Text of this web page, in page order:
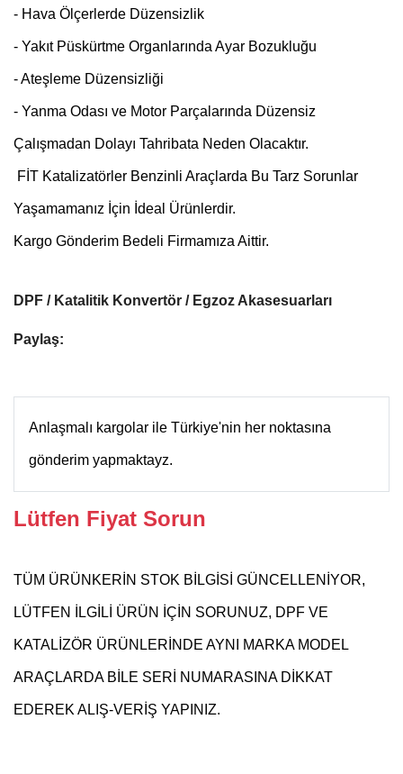
- Hava Ölçerlerde Düzensizlik
- Yakıt Püskürtme Organlarında Ayar Bozukluğu
- Ateşleme Düzensizliği
- Yanma Odası ve Motor Parçalarında Düzensiz
Çalışmadan Dolayı Tahribata Neden Olacaktır.
FİT Katalizatörler Benzinli Araçlarda Bu Tarz Sorunlar
Yaşamamanız İçin İdeal Ürünlerdir.
Kargo Gönderim Bedeli Firmamıza Aittir.
DPF / Katalitik Konvertör / Egzoz Akasesuarları
Paylaş:
Anlaşmalı kargolar ile Türkiye'nin her noktasına
gönderim yapmaktayz.
Lütfen Fiyat Sorun
TÜM ÜRÜNKERİN STOK BİLGİSİ GÜNCELLENİYOR,
LÜTFEN İLGİLİ ÜRÜN İÇİN SORUNUZ, DPF VE
KATALİZÖR ÜRÜNLERİNDE AYNI MARKA MODEL
ARAÇLARDA BİLE SERİ NUMARASINA DİKKAT
EDEREK ALIŞ-VERİŞ YAPINIZ.